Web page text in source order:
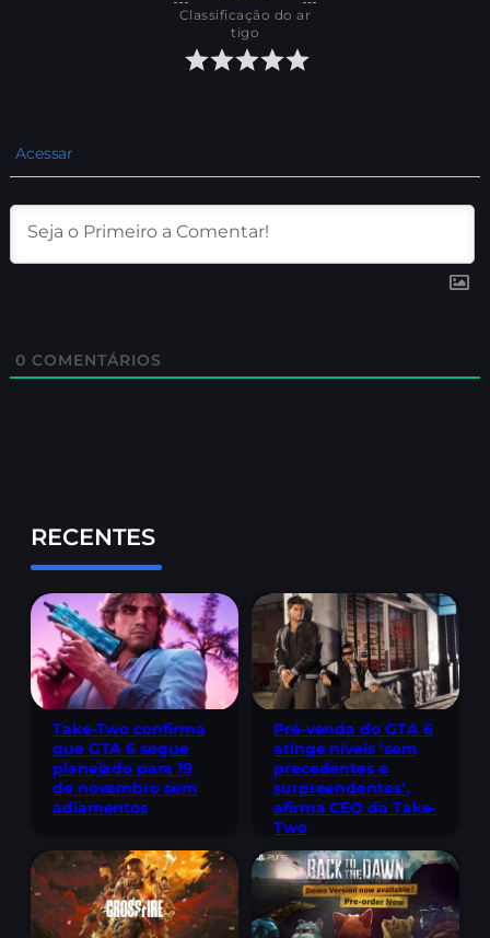
Classificação do ar
tigo
Acessar
0 COMENTÁRIOS
RECENTES
Take-Two confirma
que GTA 6 segue
planejado para 19
de novembro sem
adiamentos
Pré-venda do GTA 6
atinge níveis ‘sem
precedentes e
surpreendentes’,
afirma CEO da Take-
Two